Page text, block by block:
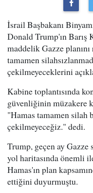
İsrail Başbakanı
Donald Trump'ın Barış
maddelik Gazze
tamamen
çekilmeyeceklerini
Kabine toplantısında
güvenliğinin müzakere
"Hamas tamamen silah
çekilmeyeceğiz." dedi.
Trump, geçen ay Gazze
yol haritasında önemli
Hamas'ın plan
ettiğini duyurmuştu.